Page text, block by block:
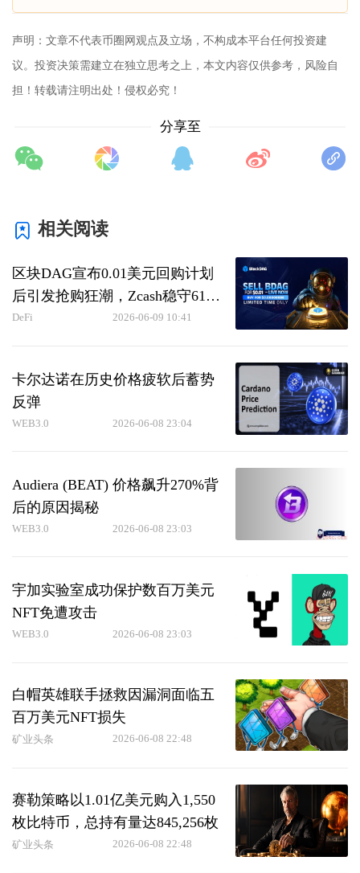
声明：文章不代表币圈网观点及立场，不构成本平台任何投资建
议。投资决策需建立在独立思考之上，本文内容仅供参考，风险自
担！转载请注明出处！侵权必究！
分享至
相关阅读
区块DAG宣布0.01美元回购计划
后引发抢购狂潮，Zcash稳守619
美元而波卡币大幅削减通胀
DeFi 2026-06-09 10:41
卡尔达诺在历史价格疲软后蓄势
反弹
WEB3.0 2026-06-08 23:04
Audiera (BEAT) 价格飙升270%背
后的原因揭秘
WEB3.0 2026-06-08 23:03
宇加实验室成功保护数百万美元
NFT免遭攻击
WEB3.0 2026-06-08 23:03
白帽英雄联手拯救因漏洞面临五
百万美元NFT损失
矿业头条 2026-06-08 22:48
赛勒策略以1.01亿美元购入1,550
枚比特币，总持有量达845,256枚
矿业头条 2026-06-08 22:48